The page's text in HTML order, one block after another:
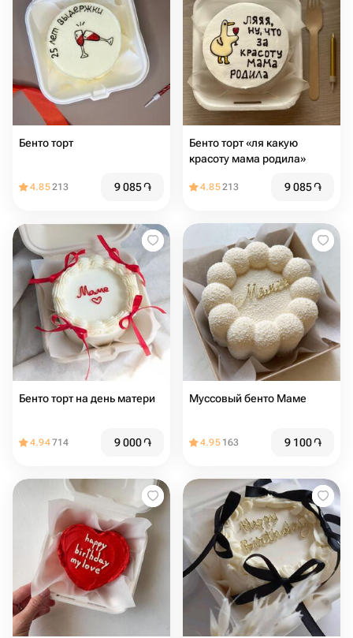
Бенто торт
4.85213 9 085֏
Бенто торт «ля какую
красоту мама родила»
4.85213 9 085֏
Бенто торт на день матери
4.94714 9 000֏
Муссовый бенто Маме
4.95 163 9 100֏